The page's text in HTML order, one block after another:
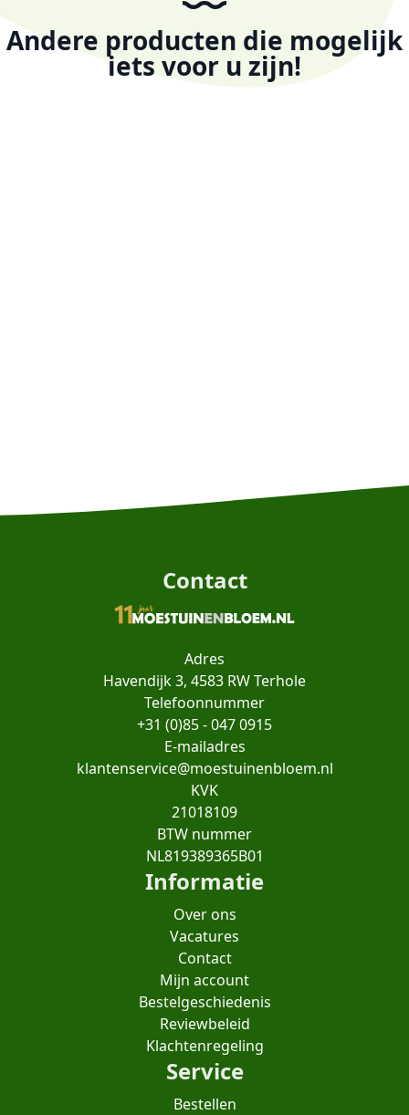
Andere producten die mogelijk
iets voor u zijn!
Contact
Adres
Havendijk 3, 4583 RW Terhole
Telefoonnummer
+31 (0)85 - 047 0915
E-mailadres
klantenservice@moestuinenbloem.nl
KVK
21018109
BTW nummer
NL819389365B01
Informatie
Over ons
Vacatures
Contact
Mijn account
Bestelgeschiedenis
Reviewbeleid
Klachtenregeling
Service
Bestellen